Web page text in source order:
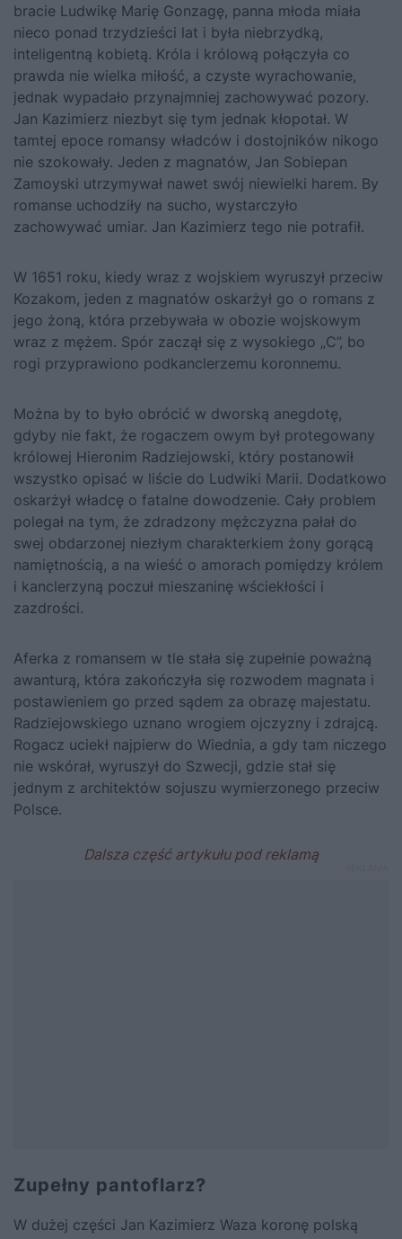
bracie Ludwikę Marię Gonzagę, panna młoda miała
nieco ponad trzydzieści lat i była niebrzydką,
inteligentną kobietą. Króla i królową połączyła co
prawda nie wielka miłość, a czyste wyrachowanie,
jednak wypadało przynajmniej zachowywać pozory.
Jan Kazimierz niezbyt się tym jednak kłopotał. W
tamtej epoce romansy władców i dostojników nikogo
nie szokowały. Jeden z magnatów, Jan Sobiepan
Zamoyski utrzymywał nawet swój niewielki harem. By
romanse uchodziły na sucho, wystarczyło
zachowywać umiar. Jan Kazimierz tego nie potrafił.
W 1651 roku, kiedy wraz z wojskiem wyruszył przeciw
Kozakom, jeden z magnatów oskarżył go o romans z
jego żoną, która przebywała w obozie wojskowym
wraz z mężem. Spór zaczął się z wysokiego „C”, bo
rogi przyprawiono podkanclerzemu koronnemu.
Można by to było obrócić w dworską anegdotę,
gdyby nie fakt, że rogaczem owym był protegowany
królowej Hieronim Radziejowski, który postanowił
wszystko opisać w liście do Ludwiki Marii. Dodatkowo
oskarżył władcę o fatalne dowodzenie. Cały problem
polegał na tym, że zdradzony mężczyzna pałał do
swej obdarzonej niezłym charakterkiem żony gorącą
namiętnością, a na wieść o amorach pomiędzy królem
i kanclerzyną poczuł mieszaninę wściekłości i
zazdrości.
Aferka z romansem w tle stała się zupełnie poważną
awanturą, która zakończyła się rozwodem magnata i
postawieniem go przed sądem za obrazę majestatu.
Radziejowskiego uznano wrogiem ojczyzny i zdrajcą.
Rogacz uciekł najpierw do Wiednia, a gdy tam niczego
nie wskórał, wyruszył do Szwecji, gdzie stał się
jednym z architektów sojuszu wymierzonego przeciw
Polsce.
Zupełny pantoflarz?
W dużej części Jan Kazimierz Waza koronę polską